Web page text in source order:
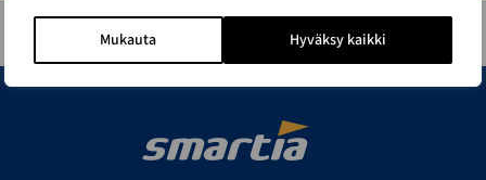
Mukauta Hyväksy kaikki